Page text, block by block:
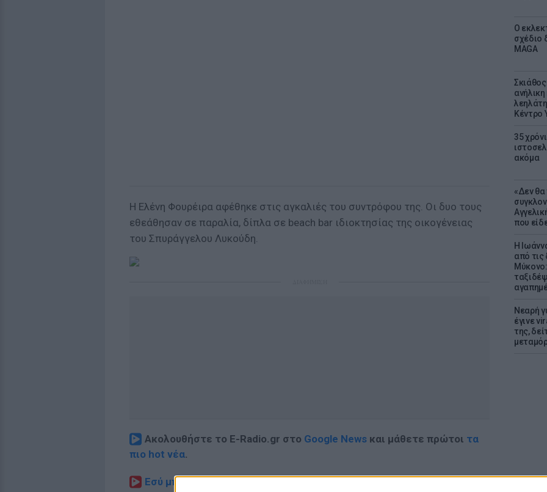
Ο
σχέδιο
MAGA
Κέντρο
35
ακόμα
«Δεν
που
Η
από τις
Νεαρή
έγινε
της,
Η Ελένη Φουρέιρα αφέθηκε στις αγκαλιές του συντρόφου της. Οι δυο τους
εθεάθησαν σε παραλία, δίπλα σε beach bar ιδιοκτησίας της οικογένειας
του Σπυράγγελου Λυκούδη.
Ακολουθήστε το E-Radio.gr στο Google News και μάθετε πρώτοι τα
πιο hot νέα.
Εσύ μπήκες στο E-Daily.gr; Τα νέα της ημέρας και ότι σου κάνει κλικ!